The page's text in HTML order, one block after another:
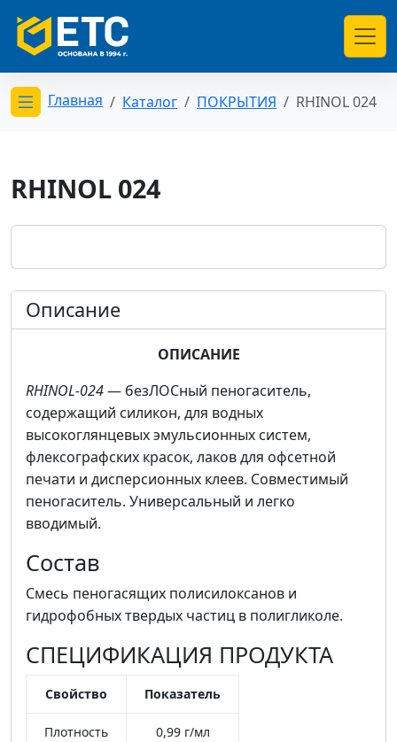
Открыть меню категорий
Главная Каталог ПОКРЫТИЯ RHINOL 024
RHINOL 024
Описание
ОПИСАНИЕ
RHINOL-024— безЛОСный пеногаситель,
содержащий силикон, для водных
высокоглянцевых эмульсионных систем,
флексографских красок, лаков для офсетной
печати и дисперсионных клеев. Совместимый
пеногаситель. Универсальный и легко
вводимый.
Состав
Смесь пеногасящих полисилоксанов и
гидрофобных твердых частиц в полигликоле.
СПЕЦИФИКАЦИЯ ПРОДУКТА
Свойство Показатель
Плотность 0,99 г/мл